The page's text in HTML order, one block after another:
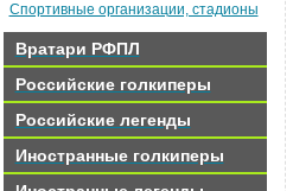
Спортивные организации, стадионы
Вратари РФПЛ
Российские голкиперы
Российские легенды
Иностранные голкиперы